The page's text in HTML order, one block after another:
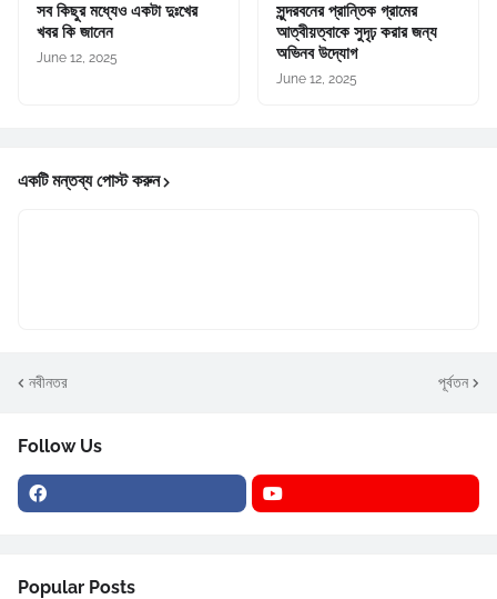
সব কিছুর মধ্যেও একটা দুঃখের
খবর কি জানেন
June 12, 2025
সুন্দরবনের প্রান্তিক গ্রামের
আত্বীয়ত্বাকে সুদৃঢ় করার জন্য
অভিনব উদ্যোগ
June 12, 2025
একটি মন্তব্য পোস্ট করুন
নবীনতর পূর্বতন
Follow Us
Popular Posts